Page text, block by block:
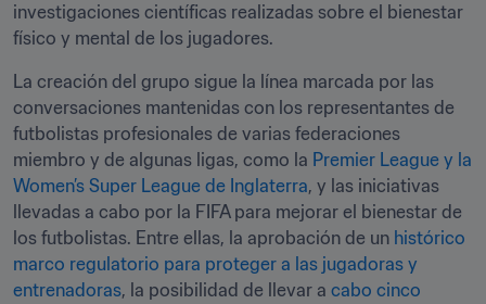
investigaciones científicas realizadas sobre el bienestar
físico y mental de los jugadores.
La creación del grupo sigue la línea marcada por las
conversaciones mantenidas con los representantes de
futbolistas profesionales de varias federaciones
miembro y de algunas ligas, como la Premier League y la
Women’s Super League de Inglaterra, y las iniciativas
llevadas a cabo por la FIFA para mejorar el bienestar de
los futbolistas. Entre ellas, la aprobación de un histórico
marco regulatorio para proteger a las jugadoras y
entrenadoras, la posibilidad de llevar a cabo cinco